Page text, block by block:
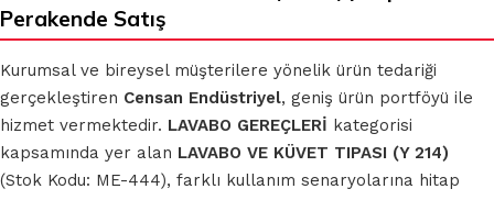
Perakende Satış
Kurumsal ve bireysel müşterilere yönelik ürün tedariği
gerçekleştiren Censan Endüstriyel, geniş ürün portföyü ile
hizmet vermektedir. LAVABO GEREÇLERİ kategorisi
kapsamında yer alan LAVABO VE KÜVET TIPASI (Y 214)
(Stok Kodu: ME-444), farklı kullanım senaryolarına hitap